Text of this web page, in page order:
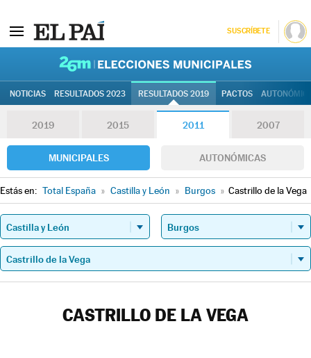
SUSCRÍBETE
NOTICIAS RESULTADOS 2023 RESULTADOS 2019 PACTOS
2019 2015 2011 2007
MUNICIPALES AUTONÓMICAS
Estás en: Total España » Castilla y León » Burgos » Castrillo de la Vega
CASTRILLO DE LA VEGA